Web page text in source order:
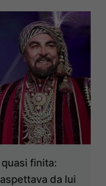
quasi finita:
da lui